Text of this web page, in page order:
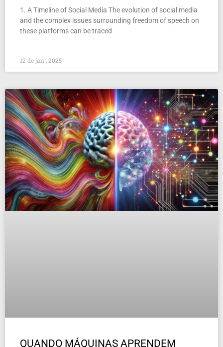
1. A Timeline of Social Media The evolution of social media
and the complex issues surrounding freedom of speech on
these platforms can be traced
12 de jan , 2025
QUANDO MÁQUINAS APRENDEM